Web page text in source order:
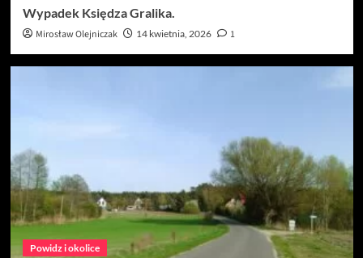
Wypadek Księdza Gralika.
Mirosław Olejniczak 14 kwietnia, 2026 1
Powidz i okolice